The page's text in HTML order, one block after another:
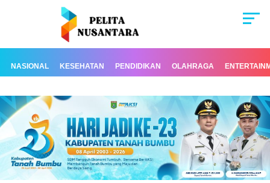
NASIONAL KESEHATAN PENDIDIKAN OLAHRAGA